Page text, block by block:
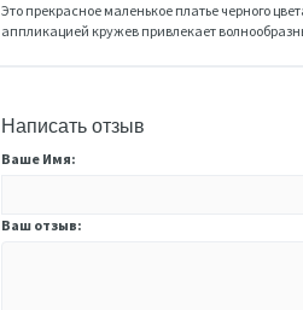
Это прекрасное маленькое платье черного
аппликацией кружев привлекает
Написать отзыв
Ваше Имя:
Ваш отзыв: